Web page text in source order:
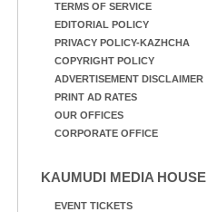
TERMS OF SERVICE
EDITORIAL POLICY
PRIVACY POLICY-KAZHCHA
COPYRIGHT POLICY
ADVERTISEMENT DISCLAIMER
PRINT AD RATES
OUR OFFICES
CORPORATE OFFICE
KAUMUDI MEDIA HOUSE
EVENT TICKETS